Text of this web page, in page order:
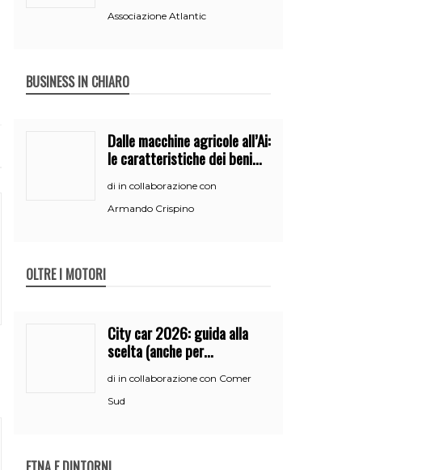
Associazione Atlantic
BUSINESS IN CHIARO
Dalle macchine agricole all’Ai:
le caratteristiche dei beni
all’iperammortamento
di in collaborazione con
Armando Crispino
OLTRE I MOTORI
City car 2026: guida alla
scelta (anche per
neopatentati)
di in collaborazione con Comer
Sud